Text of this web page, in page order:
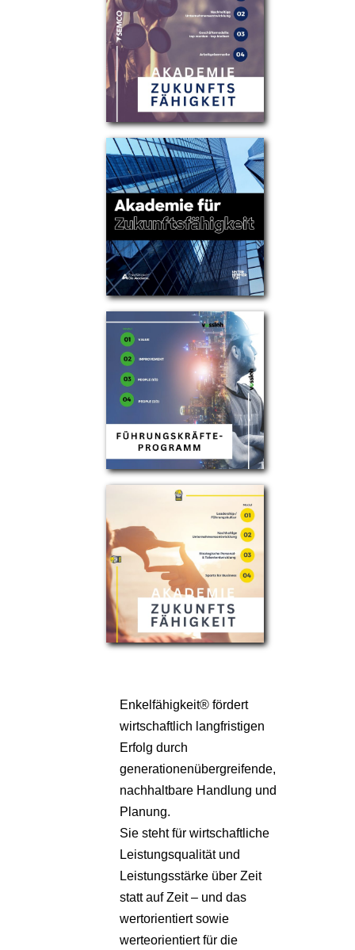
Partner
Über uns
Enkelfähigkeit® fördert
wirtschaftlich langfristigen
Erfolg durch
generationenübergreifende,
nachhaltbare Handlung und
Planung.
Sie steht für wirtschaftliche
Leistungsqualität und
Leistungsstärke über Zeit
statt auf Zeit – und das
wertorientiert sowie
werteorientiert für die